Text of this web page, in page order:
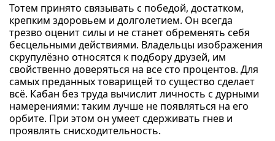
Тотем принято связывать с победой, достатком,
крепким здоровьем и долголетием. Он всегда
трезво оценит силы и не станет обременять себя
бесцельными действиями. Владельцы изображения
скрупулёзно относятся к подбору друзей, им
свойственно доверяться на все сто процентов. Для
самых преданных товарищей то существо сделает
всё. Кабан без труда вычислит личность с дурными
намерениями: таким лучше не появляться на его
орбите. При этом он умеет сдерживать гнев и
проявлять снисходительность.